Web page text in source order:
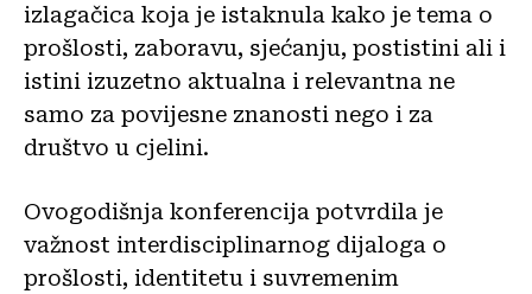
izlagačica koja je istaknula kako je tema o
prošlosti, zaboravu, sjećanju, postistini ali i
istini izuzetno aktualna i relevantna ne
samo za povijesne znanosti nego i za
društvo u cjelini.
Ovogodišnja konferencija potvrdila je
važnost interdisciplinarnog dijaloga o
prošlosti, identitetu i suvremenim